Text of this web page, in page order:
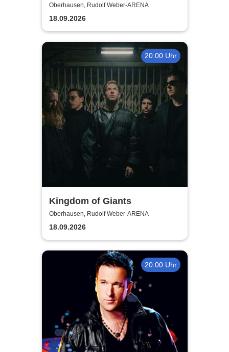
europe + uk tour
Oberhausen, Rudolf Weber-ARENA
18.09.2026
20:00 Uhr
Kingdom of Giants
Oberhausen, Rudolf Weber-ARENA
18.09.2026
20:00 Uhr